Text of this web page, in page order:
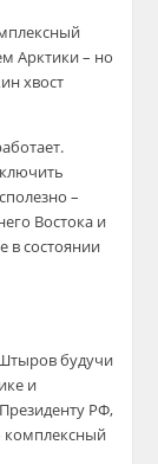
Арктики – но
хвост
–
Востока и
в состоянии
будучи
и
РФ,
комплексный